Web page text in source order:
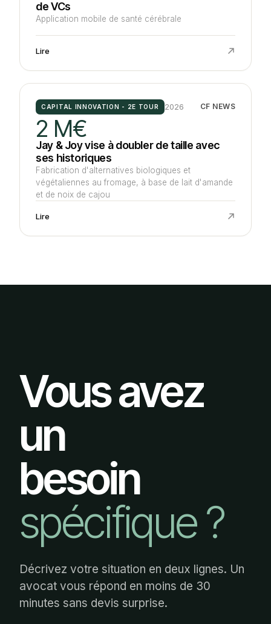
de VCs
Application mobile de santé cérébrale
Lire
CAPITAL INNOVATION - 2E TOUR 2026 CF NEWS
2 M€
Jay & Joy vise à doubler de taille avec
ses historiques
Fabrication d'alternatives biologiques et
végétaliennes au fromage, à base de lait d'amande
et de noix de cajou
Lire
Vous avez
un
besoin
spécifique ?
Décrivez votre situation en deux lignes. Un
avocat vous répond en moins de 30
minutes sans devis surprise.